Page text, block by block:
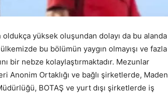
yüksek oluşundan dolayı da bu alanda
bu bölümün yaygın olmayışı ve fazla
bir nebze kolaylaştırmaktadır. Mezunlar
Anonim Ortaklığı ve bağlı şirketlerde, Maden
BOTAŞ ve yurt dışı şirketlerde iş